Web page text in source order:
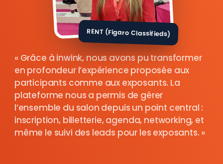
RENT (Figaro Classifieds)
Grâce à inwink, nous avons pu transformer
en profondeur l’expérience proposée aux
participants comme aux exposants. La
plateforme nous a permis de gérer
l’ensemble du salon depuis un point central :
inscription, billetterie, agenda, networking, et
même le suivi des leads pour les exposants.